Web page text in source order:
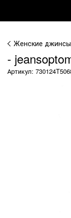
Женские
-
Артикул: